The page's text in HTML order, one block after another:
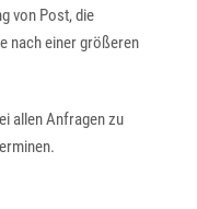
von Post, die
nach einer größeren
allen Anfragen zu